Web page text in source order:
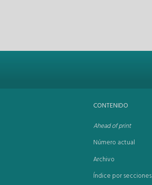
CONTENIDO
Ahead of print
Número actual
Archivo
Índice por secciones